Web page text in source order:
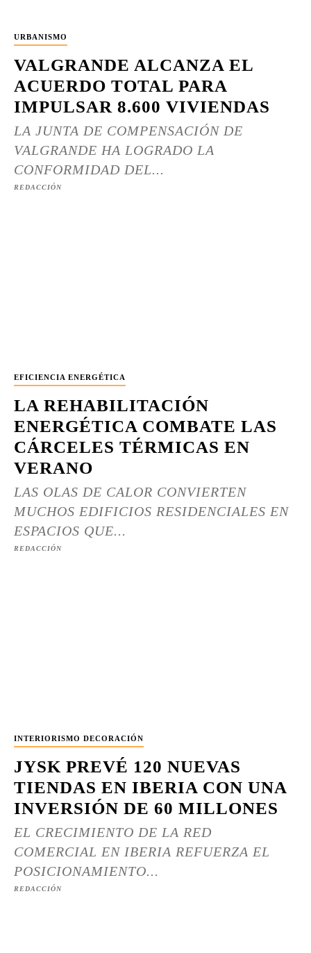
URBANISMO
VALGRANDE ALCANZA EL
ACUERDO TOTAL PARA
IMPULSAR 8.600 VIVIENDAS
LA JUNTA DE COMPENSACIÓN DE
VALGRANDE HA LOGRADO LA
CONFORMIDAD DEL...
REDACCIÓN
EFICIENCIA ENERGÉTICA
LA REHABILITACIÓN
ENERGÉTICA COMBATE LAS
CÁRCELES TÉRMICAS EN
VERANO
LAS OLAS DE CALOR CONVIERTEN
MUCHOS EDIFICIOS RESIDENCIALES EN
ESPACIOS QUE...
REDACCIÓN
INTERIORISMO DECORACIÓN
JYSK PREVÉ 120 NUEVAS
TIENDAS EN IBERIA CON UNA
INVERSIÓN DE 60 MILLONES
EL CRECIMIENTO DE LA RED
COMERCIAL EN IBERIA REFUERZA EL
POSICIONAMIENTO...
REDACCIÓN